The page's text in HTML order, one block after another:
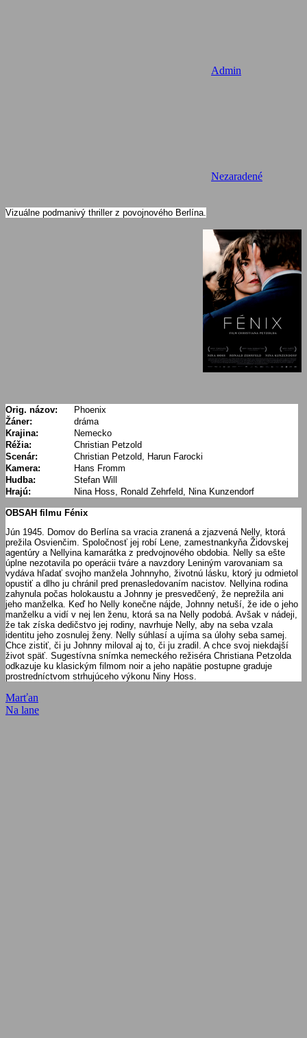
Admin
Nezaradené
Vizuálne podmanivý thriller z povojnového Berlína.
Orig. názov:
Phoenix
Žáner:
dráma
Krajina:
Nemecko
Réžia:
Christian Petzold
Scenár:
Christian Petzold, Harun Farocki
Kamera:
Hans Fromm
Hudba:
Stefan Will
Hrajú:
Nina Hoss, Ronald Zehrfeld, Nina Kunzendorf
OBSAH filmu Fénix
Jún 1945. Domov do Berlína sa vracia zranená a zjazvená Nelly, ktorá
prežila Osvienčim. Spoločnosť jej robí Lene, zamestnankyňa Židovskej
agentúry a Nellyina kamarátka z predvojnového obdobia. Nelly sa ešte
úplne nezotavila po operácii tváre a navzdory Leniným varovaniam sa
vydáva hľadať svojho manžela Johnnyho, životnú lásku, ktorý ju odmietol
opustiť a dlho ju chránil pred prenasledovaním nacistov. Nellyina rodina
zahynula počas holokaustu a Johnny je presvedčený, že neprežila ani
jeho manželka. Keď ho Nelly konečne nájde, Johnny netuší, že ide o jeho
manželku a vidí v nej len ženu, ktorá sa na Nelly podobá. Avšak v nádeji,
že tak získa dedičstvo jej rodiny, navrhuje Nelly, aby na seba vzala
identitu jeho zosnulej ženy. Nelly súhlasí a ujíma sa úlohy seba samej.
Chce zistiť, či ju Johnny miloval aj to, či ju zradil. A chce svoj niekdajší
život späť. Sugestívna snímka nemeckého režiséra Christiana Petzolda
odkazuje ku klasickým filmom noir a jeho napätie postupne graduje
prostredníctvom strhujúceho výkonu Niny Hoss.
Navigácia
v
Previous
Post:
Marťan
Next
Na lane